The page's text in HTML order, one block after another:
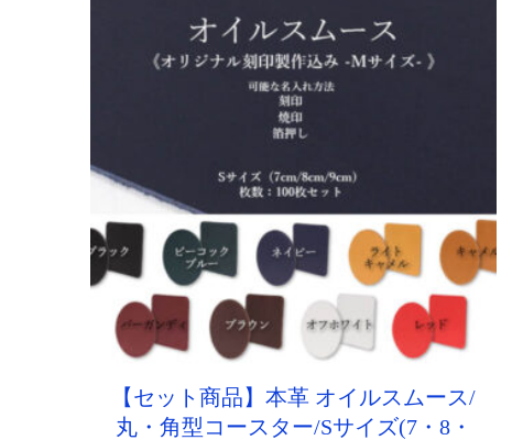
【セット商品】本革 オイルスムース/
丸・角型コースター/Sサイズ(7・8・